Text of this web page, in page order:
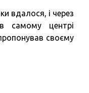
вдалося, і через
самому центрі
своєму